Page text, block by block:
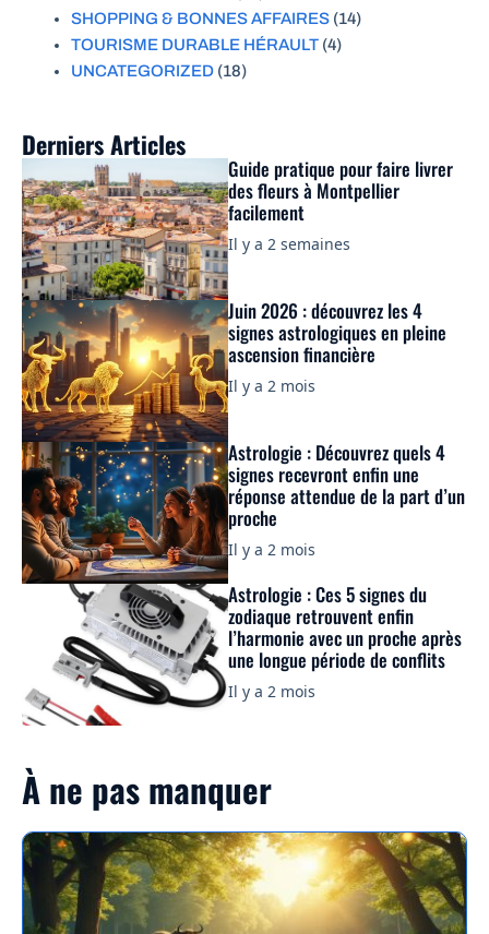
SHOPPING & BONNES AFFAIRES (14)
TOURISME DURABLE HÉRAULT (4)
UNCATEGORIZED (18)
Derniers Articles
Guide pratique pour faire livrer
des fleurs à Montpellier
facilement
Il y a 2 semaines
Juin 2026 : découvrez les 4
signes astrologiques en pleine
ascension financière
Il y a 2 mois
Astrologie : Découvrez quels 4
signes recevront enfin une
réponse attendue de la part d’un
proche
Il y a 2 mois
Astrologie : Ces 5 signes du
zodiaque retrouvent enfin
l’harmonie avec un proche après
une longue période de conflits
Il y a 2 mois
À ne pas manquer